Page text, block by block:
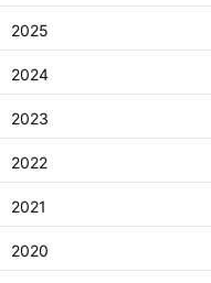
2025
2024
2023
2022
2021
2020